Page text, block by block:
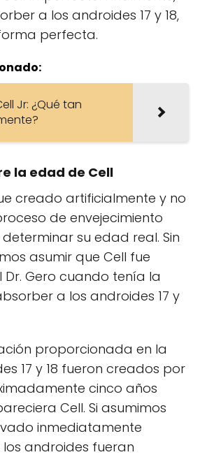
a los androides 17 y 18,
perfecta.
Jr: ¿Qué tan
la edad de Cell
creado artificialmente y no
de envejecimiento
su edad real. Sin
asumir que Cell fue
Gero cuando tenía la
a los androides 17 y
proporcionada en la
17 y 18 fueron creados por
cinco años
Cell. Si asumimos
inmediatamente
androides fueran